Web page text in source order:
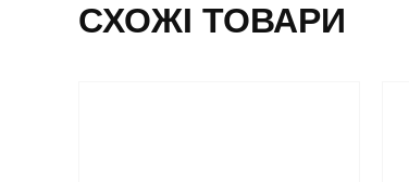
СХОЖІ ТОВАРИ